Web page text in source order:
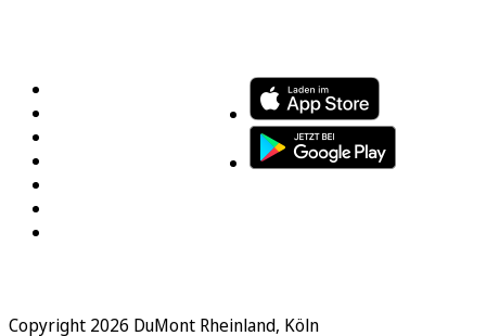
Copyright 2026 DuMont Rheinland, Köln